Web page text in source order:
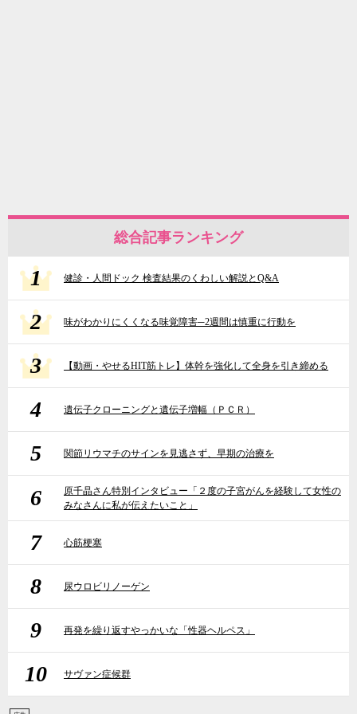
総合記事ランキング
1 健診・人間ドック 検査結果のくわしい解説とQ&A
2 味がわかりにくくなる味覚障害─2週間は慎重に行動を
3 【動画・やせるHIT筋トレ】体幹を強化して全身を引き締める
4 遺伝子クローニングと遺伝子増幅（ＰＣＲ）
5 関節リウマチのサインを見逃さず、早期の治療を
6
原千晶さん特別インタビュー「２度の子宮がんを経験して女性の
みなさんに私が伝えたいこと」
7 心筋梗塞
8 尿ウロビリノーゲン
9 再発を繰り返すやっかいな「性器ヘルペス」
10 サヴァン症候群